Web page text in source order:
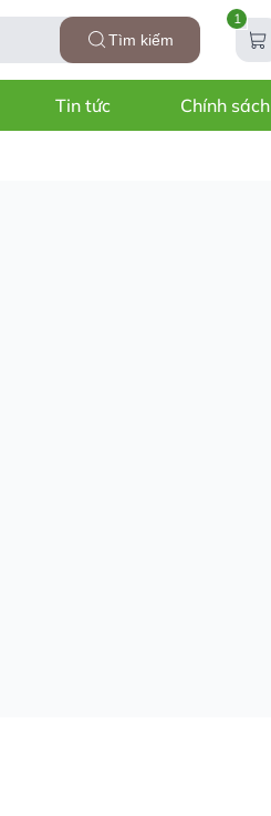
Tìm kiếm
1
Tin tức Chính sách